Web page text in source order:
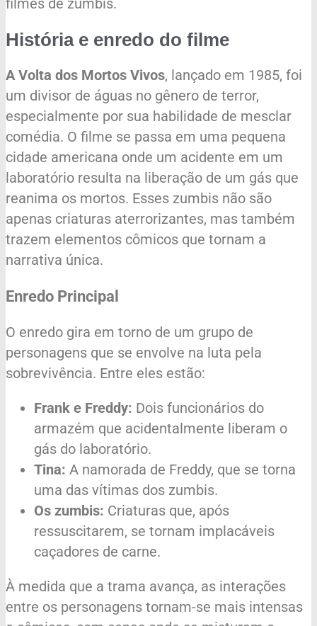
filmes de zumbis.
História e enredo do filme
A Volta dos Mortos Vivos, lançado em 1985, foi
um divisor de águas no gênero de terror,
especialmente por sua habilidade de mesclar
comédia. O filme se passa em uma pequena
cidade americana onde um acidente em um
laboratório resulta na liberação de um gás que
reanima os mortos. Esses zumbis não são
apenas criaturas aterrorizantes, mas também
trazem elementos cômicos que tornam a
narrativa única.
Enredo Principal
O enredo gira em torno de um grupo de
personagens que se envolve na luta pela
sobrevivência. Entre eles estão:
Frank e Freddy: Dois funcionários do
armazém que acidentalmente liberam o
gás do laboratório.
Tina: A namorada de Freddy, que se torna
uma das vítimas dos zumbis.
Os zumbis: Criaturas que, após
ressuscitarem, se tornam implacáveis
caçadores de carne.
À medida que a trama avança, as interações
entre os personagens tornam-se mais intensas